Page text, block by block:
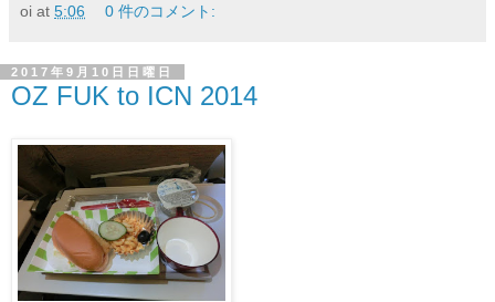
oi at 5:06 0 件のコメント:
2017年9月10日日曜日
OZ FUK to ICN 2014